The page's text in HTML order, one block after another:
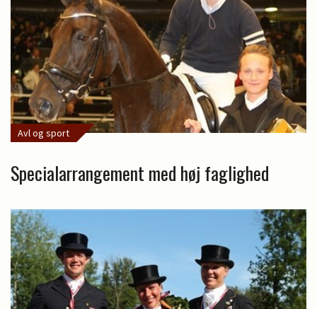
Avl og sport
Specialarrangement med høj faglighed